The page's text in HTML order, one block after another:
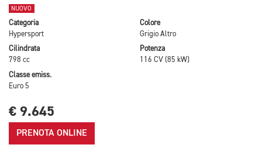
NUOVO
Categoria
Hypersport
Colore
Grigio Altro
Cilindrata
798 cc
Potenza
116 CV (85 kW)
Classe emiss.
Euro 5
€ 9.645
PRENOTA ONLINE